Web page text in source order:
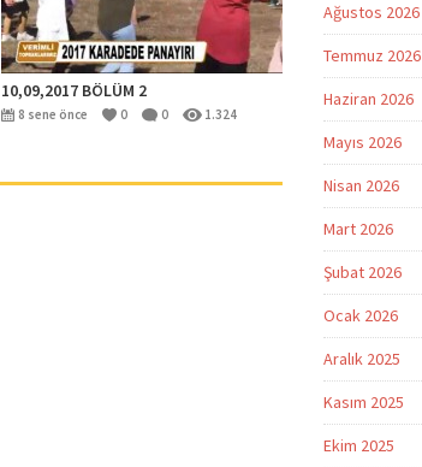
10,09,2017 BÖLÜM 2
8 sene önce 0 0 1.324
Ağustos 2026
Temmuz 2026
Haziran 2026
Mayıs 2026
Nisan 2026
Mart 2026
Şubat 2026
Ocak 2026
Aralık 2025
Kasım 2025
Ekim 2025